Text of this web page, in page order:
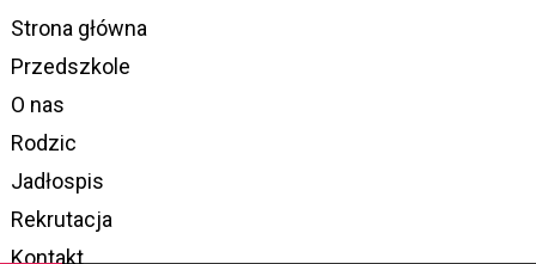
Strona główna
Przedszkole
O nas
Rodzic
Jadłospis
Rekrutacja
Kontakt